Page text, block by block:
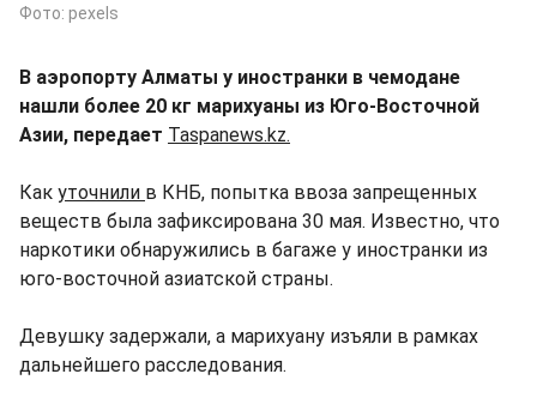
Фото: pexels
В аэропорту Алматы у иностранки в чемодане
нашли более 20 кг марихуаны из Юго-Восточной
Азии, передает Taspanews.kz.
Как уточнили в КНБ, попытка ввоза запрещенных
веществ была зафиксирована 30 мая. Известно, что
наркотики обнаружились в багаже у иностранки из
юго-восточной азиатской страны.
Девушку задержали, а марихуану изъяли в рамках
дальнейшего расследования.